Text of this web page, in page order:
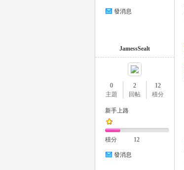
發消息
JamessSealt
0
主題
2
回帖
12
積分
新手上路
積分 12
發消息